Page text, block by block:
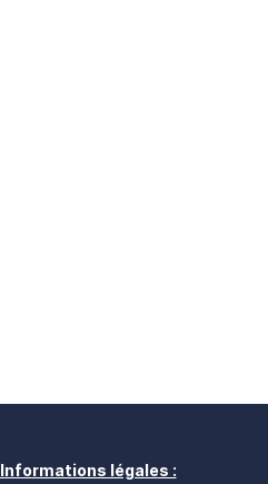
Informations légales :